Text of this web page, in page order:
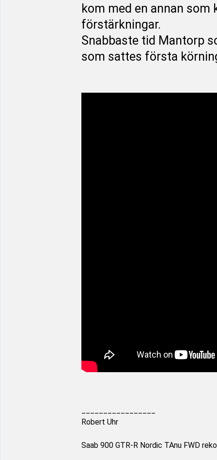
kom med en annan
förstärkningar.
Snabbaste tid Mantorp
som sattes första
Robert Uhr
Saab 900 GTR-R Nordic TAnu FWD